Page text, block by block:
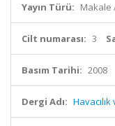
Yayın Türü: Makale
Cilt numarası: 3
Basım Tarihi: 2008
Dergi Adı: